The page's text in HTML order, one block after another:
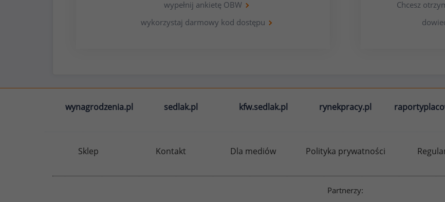
wypełnij ankietę OBW
wykorzystaj darmowy kod dostępu
Chcesz
wynagrodzenia.pl sedlak.pl kfw.sedlak.pl rynekpracy.pl
Sklep Kontakt Dla mediów Polityka prywatności
Partnerzy: